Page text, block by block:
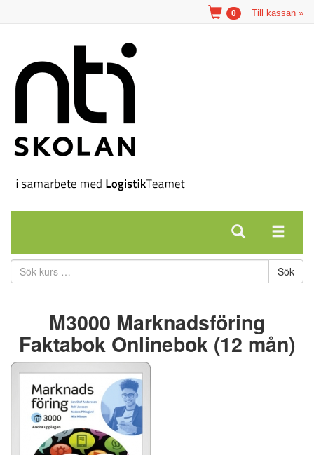
Till kassan »
0
Sök
M3000 Marknadsföring
Faktabok Onlinebok (12 mån)